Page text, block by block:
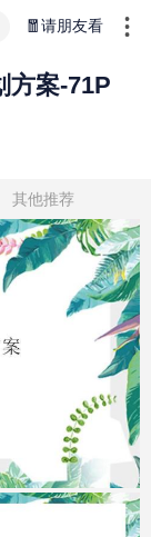
🧧请朋友看
方案-71P
其他推荐